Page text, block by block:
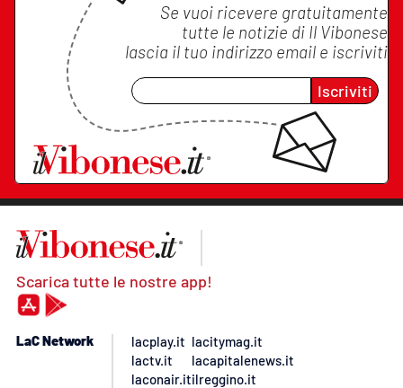
Se vuoi ricevere gratuitamente
tutte le notizie di Il Vibonese
lascia il tuo indirizzo email e iscriviti
Iscriviti
Scarica tutte le nostre app!
LaC Network
lacplay.it
lactv.it
laconair.it
lacitymag.it
lacapitalenews.it
ilreggino.it